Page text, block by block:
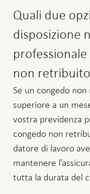
Quali due
disposizione
non retribuito
Se un congedo
superiore a un
vostra previdenza
congedo non
datore di lavoro
mantenere
tutta la durata del